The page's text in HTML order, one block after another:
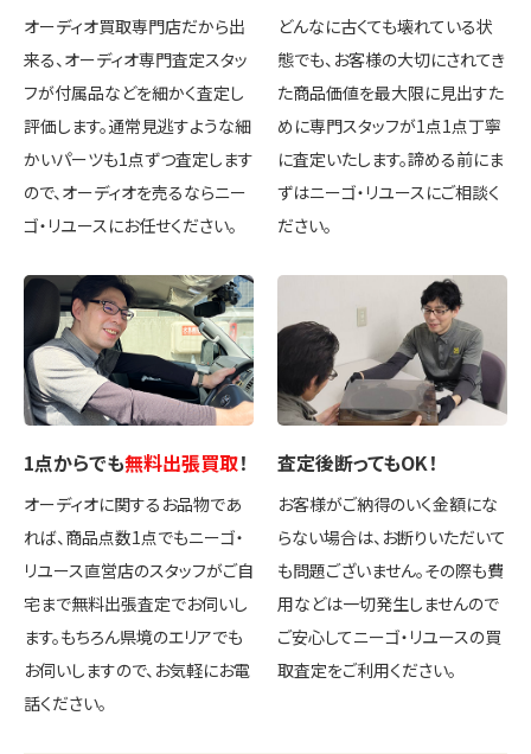
オーディオ買取専門店だから出
来る、オーディオ専門査定スタッ
フが付属品などを細かく査定し
評価します。通常見逃すような細
かいパーツも1点ずつ査定します
ので、オーディオを売るならニー
ゴ・リユースにお任せください。
どんなに古くても壊れている状
態でも、お客様の大切にされてき
た商品価値を最大限に見出すた
めに専門スタッフが1点1点丁寧
に査定いたします。諦める前にま
ずはニーゴ・リユースにご相談く
ださい。
1点からでも無料出張買取！
オーディオに関するお品物であ
れば、商品点数1点でもニーゴ・
リユース直営店のスタッフがご自
宅まで無料出張査定でお伺いし
ます。もちろん県境のエリアでも
お伺いしますので、お気軽にお電
話ください。
査定後断ってもOK！
お客様がご納得のいく金額にな
らない場合は、お断りいただいて
も問題ございません。その際も費
用などは一切発生しませんので
ご安心してニーゴ・リユースの買
取査定をご利用ください。